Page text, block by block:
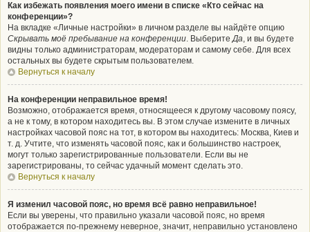
Как избежать появления моего имени в списке «Кто сейчас на
конференции»?
На вкладке «Личные настройки» в личном разделе вы найдёте опцию
Скрывать моё пребывание на конференции. ВыберитеДа, и вы будете
видны только администраторам, модераторам и самому себе. Для всех
остальных вы будете скрытым пользователем.
Вернуться к началу
На конференции неправильное время!
Возможно, отображается время, относящееся к другому часовому поясу,
а не к тому, в котором находитесь вы. В этом случае измените в личных
настройках часовой пояс на тот, в котором вы находитесь: Москва, Киев и
т. д. Учтите, что изменять часовой пояс, как и большинство настроек,
могут только зарегистрированные пользователи. Если вы не
зарегистрированы, то сейчас удачный момент сделать это.
Вернуться к началу
Я изменил часовой пояс, но время всё равно неправильное!
Если вы уверены, что правильно указали часовой пояс, но время
отображается по-прежнему неверное, значит, неправильно установлено